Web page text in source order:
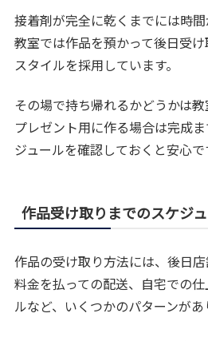
接着剤が完全に乾くまでには時
教室では作品を預かって後日受
スタイルを採用しています。
その場で持ち帰れるかどうかは教
プレゼント用に作る場合は完成
ジュールを確認しておくと安心で
作品受け取りまでのスケジ
作品の受け取り方法には、後日
料金を払っての配送、自宅での
ルなど、いくつかのパターンがあ